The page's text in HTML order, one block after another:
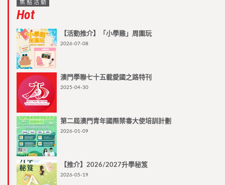
焦點活動
Hot
【活動推介】「小學雞」周圍玩
2026-07-08
澳門學聯七十五載愛國之路特刊
2025-04-30
第二屆澳門青年國際禁毒大使培訓計劃
2026-01-09
【推介】2026/2027升學秘笈
2026-05-19